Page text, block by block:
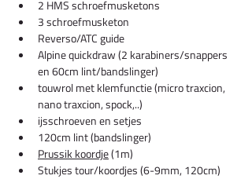
2 HMS schroefmusketons
3 schroefmusketon
Reverso/ATC guide
Alpine quickdraw (2 karabiners/snappers
en 60cm lint/bandslinger)
touwrol met klemfunctie (micro traxcion,
nano traxcion, spock,..)
ijsschroeven en setjes
120cm lint (bandslinger)
Prussik koordje (1m)
Stukjes tour/koordjes (6-9mm, 120cm)